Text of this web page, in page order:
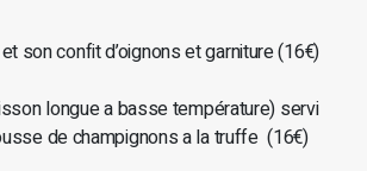
son confit d’oignons et garniture (16€)
longue a basse température) servi
de champignons a la truffe (16€)